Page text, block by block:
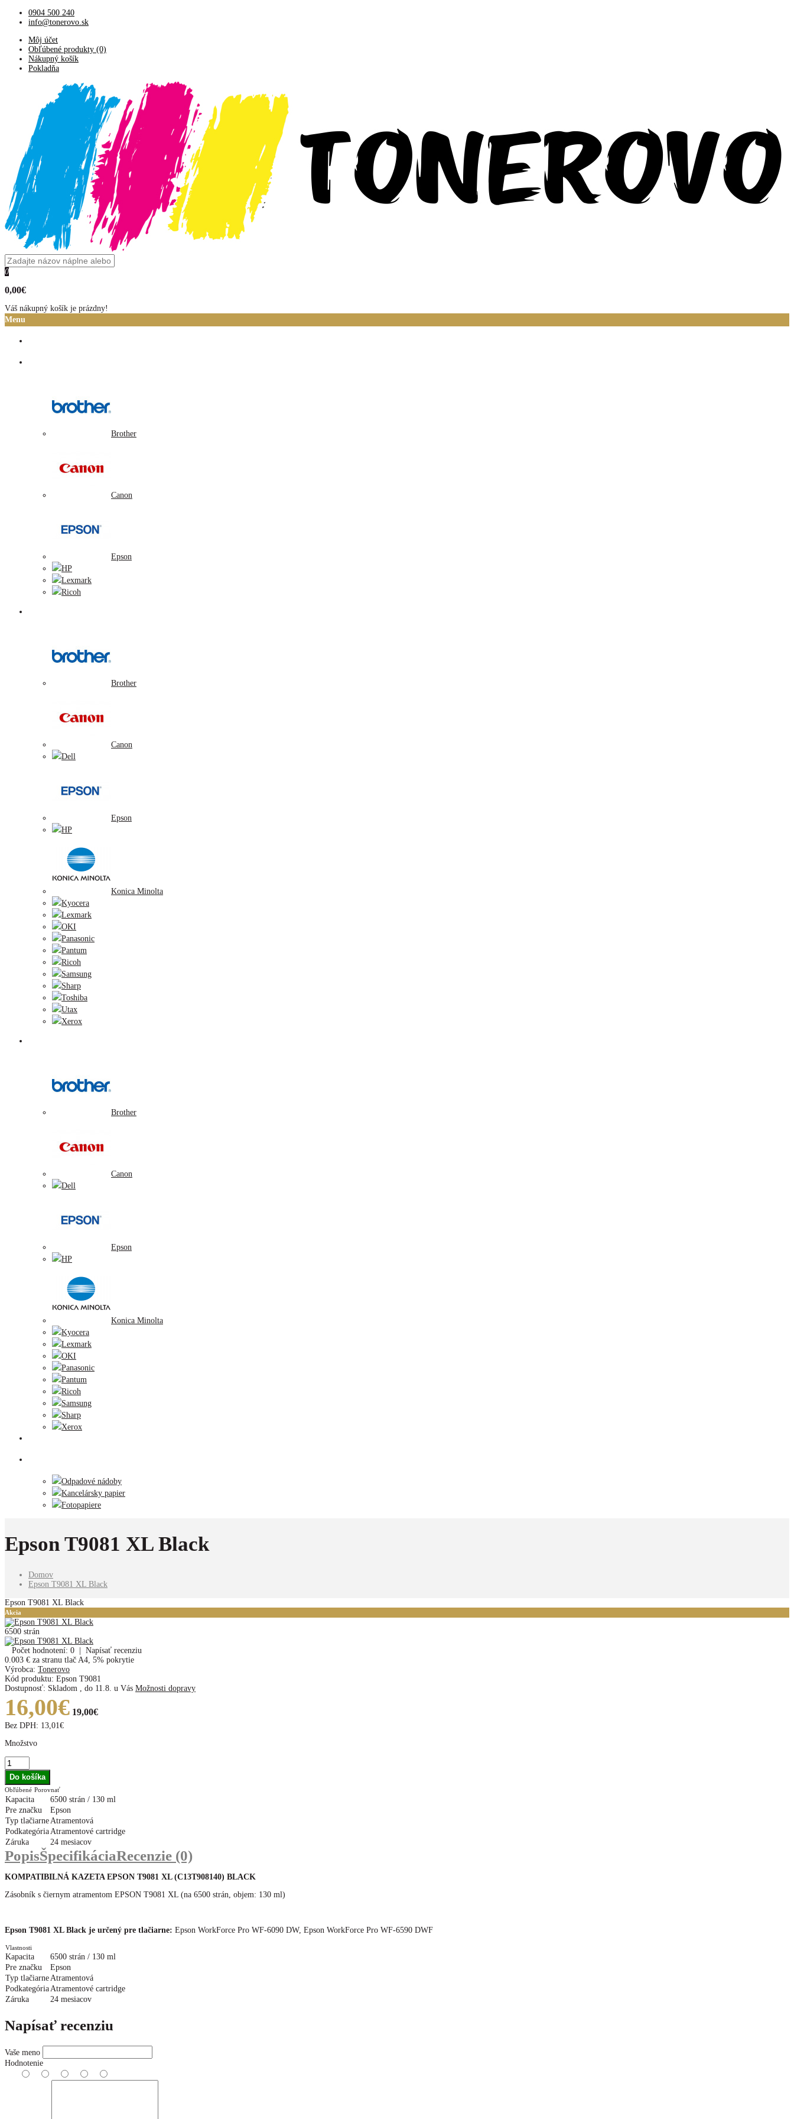
0904 500 240
info@tonerovo.sk
Môj účet
Obľúbené produkty (0)
Nákupný košík
Pokladňa
0
0,00€
Váš nákupný košík je prázdny!
Menu
Brother
Canon
Epson
HP
Lexmark
Ricoh
Brother
Canon
Dell
Epson
HP
Konica Minolta
Kyocera
Lexmark
OKI
Panasonic
Pantum
Ricoh
Samsung
Sharp
Toshiba
Utax
Xerox
Brother
Canon
Dell
Epson
HP
Konica Minolta
Kyocera
Lexmark
OKI
Panasonic
Pantum
Ricoh
Samsung
Sharp
Xerox
Odpadové nádoby
Kancelársky papier
Fotopapiere
Epson T9081 XL Black
Domov
Epson T9081 XL Black
Epson T9081 XL Black
Akcia
6500 strán
Počet hodnotení: 0
Napísať recenziu
0.003 € za stranu tlač A4, 5% pokrytie
Výrobca: Tonerovo
Kód produktu: Epson T9081
Dostupnosť: Skladom do 11.8. u Vás Možnosti dopravy
16,00€ 19,00€
Bez DPH: 13,01€
Množstvo
Obľúbené Porovnať
Kapacita
6500 strán / 130 ml
Pre značku
Epson
Typ tlačiarne Atramentová
Podkategória Atramentové cartridge
Záruka
24 mesiacov
PopisŠpecifikáciaRecenzie (0)
KOMPATIBILNÁ KAZETA EPSON T9081 XL (C13T908140) BLACK
Zásobník s čiernym atramentom EPSON T9081 XL (na 6500 strán, objem: 130 ml)
Epson T9081 XL Black je určený pre tlačiarne: Epson WorkForce Pro WF-6090 DW, Epson WorkForce Pro WF-6590 DWF
Vlastnosti
Kapacita
6500 strán / 130 ml
Pre značku
Epson
Typ tlačiarne Atramentová
Podkategória Atramentové cartridge
Záruka
24 mesiacov
Napísať recenziu
Vaše meno
Hodnotenie